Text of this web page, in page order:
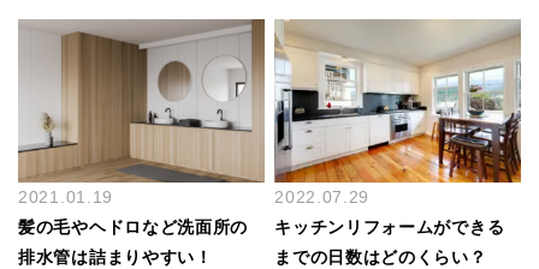
2021.01.19
髪の毛やヘドロなど洗面所の
排水管は詰まりやすい！
2022.07.29
キッチンリフォームができる
までの日数はどのくらい？